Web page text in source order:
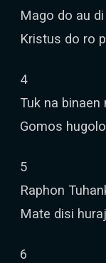
Mago do au
Kristus do ro
4
Tuk na binaen
Gomos
5
Raphon
Mate disi
6